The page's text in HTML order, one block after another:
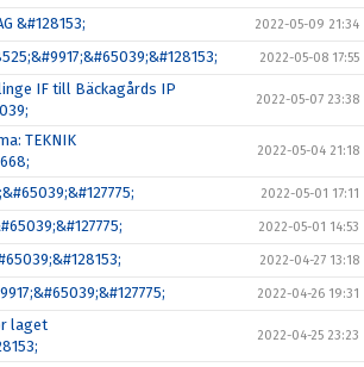
&#128153; 2022-05-09 21:34
2022-05-08 17:55
IF till Bäckagårds IP
2022-05-07 23:38
TEKNIK
2022-05-04 21:18
2022-05-01 17:11
2022-05-01 14:53
2022-04-27 13:18
2022-04-26 19:31
laget
2022-04-25 23:23